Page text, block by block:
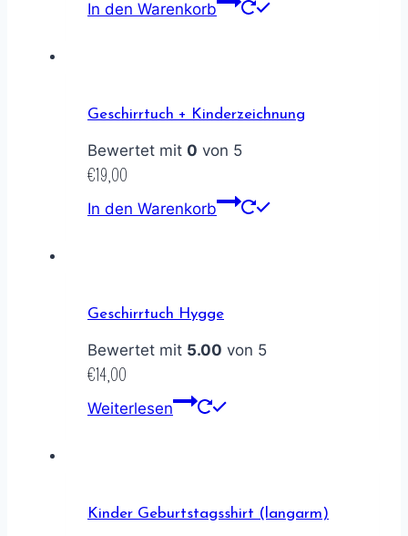
In den Warenkorb
Geschirrtuch + Kinderzeichnung
Bewertet mit 0 von 5
€19,00
In den Warenkorb
Geschirrtuch Hygge
Bewertet mit 5.00 von 5
€14,00
Weiterlesen
Kinder Geburtstagsshirt (langarm)